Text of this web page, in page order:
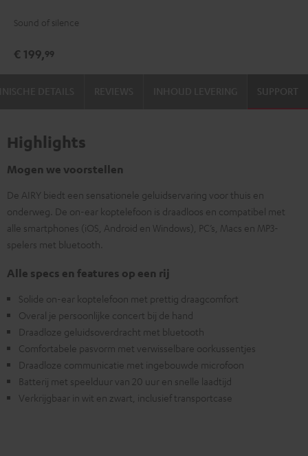
Sound of silence
€ 199,99
SUPPORT
Highlights
Mogen we voorstellen
De AIRY biedt een sensationele geluidservaring voor thuis en
onderweg. De on-ear koptelefoon is draadloos en compatibel met
alle smartphones (iOS, Android en Windows), PC’s, Macs en MP3-
spelers met bluetooth.
Alle specs en features op een rij
Solide on-ear koptelefoon met prettig draagcomfort
Overal je persoonlijke concert bij de hand
Draadloze geluidsoverdracht met bluetooth
Comfortabele pasvorm met verwisselbare oorkussentjes
Draadloze communicatie met ingebouwde microfoon
Batterij met speelduur van 20 uur en snelle laadtijd
Verkrijgbaar in wit en zwart, inclusief transportcase